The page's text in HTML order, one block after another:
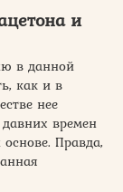
и
в данной
как и в
нее
времен
Правда,